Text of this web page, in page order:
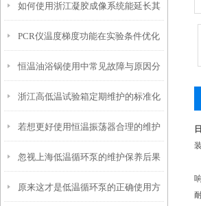
题？
如何使用浙江凝胶成像系统能延长其
使用寿命？
PCR仪温度梯度功能在实验条件优化
中的使用技巧
恒温油浴锅使用中常见故障与原因分
析
浙江高低温试验箱定期维护的标准化
流程解析
若想更好使用恒温振荡器合理的维护
方法很重要
忽视上海低温循环泵的维护保养后果
很严重
原来这才是低温循环泵的正确使用方